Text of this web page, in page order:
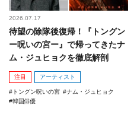
2026.07.17
待望の除隊後復帰！『トングン
ー呪いの宮ー』で帰ってきたナ
ム・ジュヒョクを徹底解剖
注目 アーティスト
トングン呪いの宮
ナム・ジュヒョク
韓国俳優